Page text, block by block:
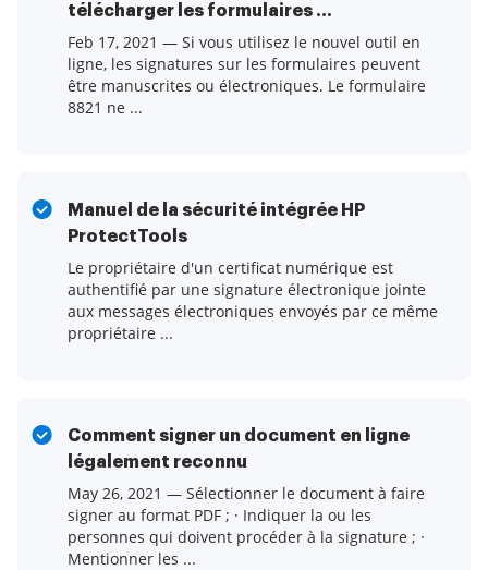
télécharger les formulaires ...
Feb 17, 2021 — Si vous utilisez le nouvel outil en
ligne, les signatures sur les formulaires peuvent
être manuscrites ou électroniques. Le formulaire
8821 ne ...
Manuel de la sécurité intégrée HP
ProtectTools
Le propriétaire d'un certificat numérique est
authentifié par une signature électronique jointe
aux messages électroniques envoyés par ce même
propriétaire ...
Comment signer un document en ligne
légalement reconnu
May 26, 2021 — Sélectionner le document à faire
signer au format PDF ; · Indiquer la ou les
personnes qui doivent procéder à la signature ; ·
Mentionner les ...